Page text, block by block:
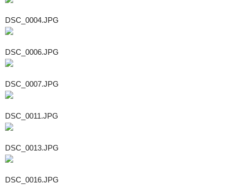
DSC_0004.JPG
DSC_0006.JPG
DSC_0007.JPG
DSC_0011.JPG
DSC_0013.JPG
DSC_0016.JPG